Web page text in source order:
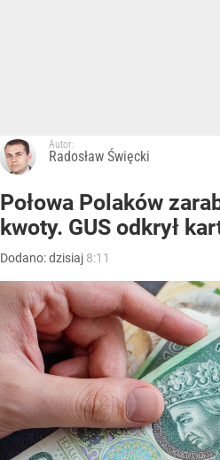
Autor:
Radosław Święcki
Połowa Polaków
kwoty. GUS odkrył
Dodano:dzisiaj 8:11